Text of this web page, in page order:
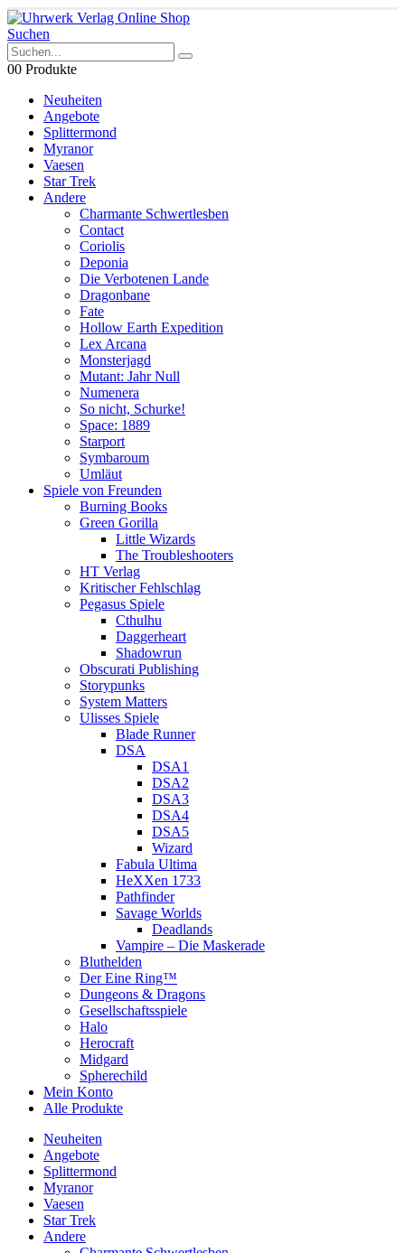
Suchen
00 Produkte
Neuheiten
Angebote
Splittermond
Myranor
Vaesen
Star Trek
Andere
Charmante Schwertlesben
Contact
Coriolis
Deponia
Die Verbotenen Lande
Dragonbane
Fate
Hollow Earth Expedition
Lex Arcana
Monsterjagd
Mutant: Jahr Null
Numenera
So nicht, Schurke!
Space: 1889
Starport
Symbaroum
Umläut
Spiele von Freunden
Burning Books
Green Gorilla
Little Wizards
The Troubleshooters
HT Verlag
Kritischer Fehlschlag
Pegasus Spiele
Cthulhu
Daggerheart
Shadowrun
Obscurati Publishing
Storypunks
System Matters
Ulisses Spiele
Blade Runner
DSA
DSA1
DSA2
DSA3
DSA4
DSA5
Wizard
Fabula Ultima
HeXXen 1733
Pathfinder
Savage Worlds
Deadlands
Vampire – Die Maskerade
Bluthelden
Der Eine Ring™
Dungeons & Dragons
Gesellschaftsspiele
Halo
Herocraft
Midgard
Spherechild
Mein Konto
Alle Produkte
Neuheiten
Angebote
Splittermond
Myranor
Vaesen
Star Trek
Andere